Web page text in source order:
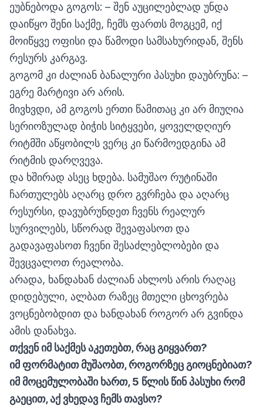
ეუბნებოდა გოგოს: – შენ აუცილებლად უნდა
დაიწყო შენი საქმე, ჩემს ფართს მოგცემ, იქ
მოიწყვე ოფისი და წამოდი სამსახურიდან, შენს
რესურს კარგავ.
გოგომ კი ძალიან ბანალური პასუხი დაუბრუნა: –
ეგრე მარტივი არ არის.
მივხვდი, ამ გოგოს ერთი წამითაც კი არ მიუღია
სერიოზულად ბიჭის სიტყვები, ყოველდღიურ
რიტმში აწყობილს ვერც კი წარმოედგინა ამ
რიტმის დარღვევა.
და ხშირად ასეც ხდება. სამუშაო რუტინაში
ჩართულებს აღარც დრო გვრჩება და აღარც
რესურსი, დავუბრუნდეთ ჩვენს რეალურ
სურვილებს, სწორად შევაფასოთ და
გადავაფასოთ ჩვენი შესაძლებლობები და
შევცვალოთ რეალობა.
არადა, ხანდახან ძალიან ახლოს არის რაღაც
დიდებული, ალბათ რაზეც მთელი ცხოვრება
ვოცნებობდით და ხანდახან როგორ არ გვინდა
ამის დანახვა.
თქვენ იმ საქმეს აკეთებთ, რაც გიყვართ?
იმ ფორმატით მუშაობთ, როგორზეც გიოცნებიათ?
იმ მოცემულობაში ხართ, 5 წლის წინ პასუხი რომ
გაეცით, აქ ვხედავ ჩემს თავსო?